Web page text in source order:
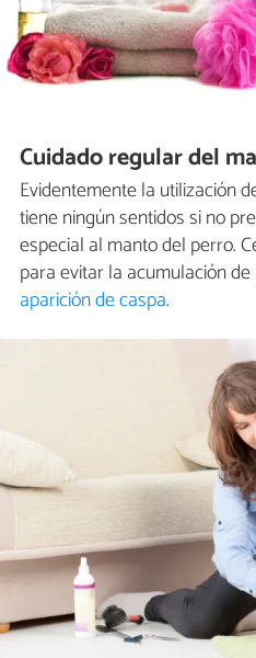
Cuidado regular del
Evidentemente la utilización
tiene ningún sentidos si no
especial al manto del perro.
para evitar la acumulación
aparición de caspa.